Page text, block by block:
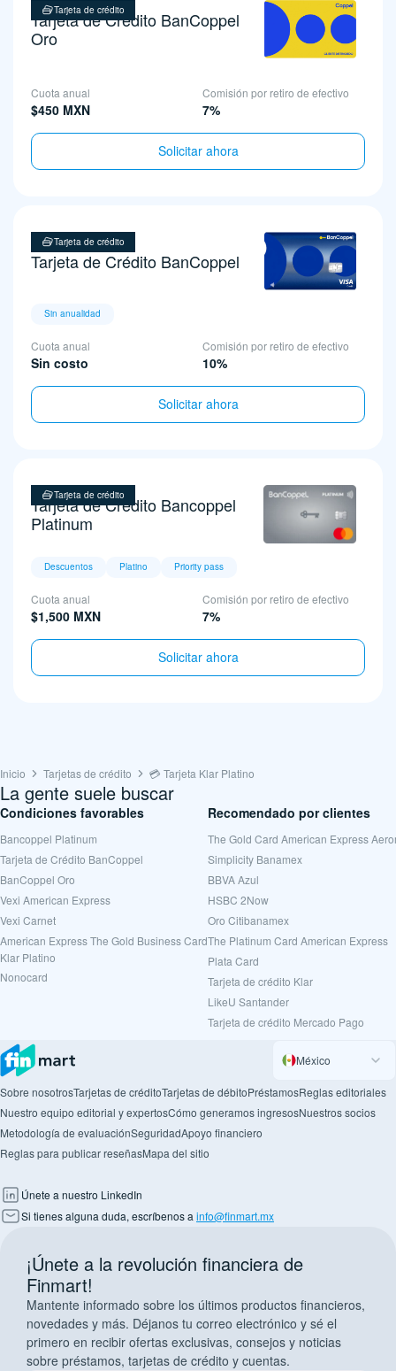
Tarjeta de crédito
Tarjeta de Crédito BanCoppel
Oro
Cuota anual
$450 MXN
Comisión por retiro de efectivo
7%
Solicitar ahora
Tarjeta de crédito
Tarjeta de Crédito BanCoppel
Sin anualidad
Cuota anual
Sin costo
Comisión por retiro de efectivo
10%
Solicitar ahora
Tarjeta de crédito
Tarjeta de Crédito Bancoppel
Platinum
Descuentos Platino Priority pass
Cuota anual
$1,500 MXN
Comisión por retiro de efectivo
7%
Solicitar ahora
Inicio Tarjetas de crédito 💳 Tarjeta Klar Platino
La gente suele buscar
Condiciones favorables
Bancoppel Platinum
Tarjeta de Crédito BanCoppel
BanCoppel Oro
Vexi American Express
Vexi Carnet
American Express The Gold Business Card
Klar Platino
Nonocard
Recomendado por clientes
The Gold Card American Express
Simplicity Banamex
BBVA Azul
HSBC 2Now
Oro Citibanamex
The Platinum Card American Express
Plata Card
Tarjeta de crédito Klar
LikeU Santander
Tarjeta de crédito Mercado Pago
México
Sobre nosotrosTarjetas de créditoTarjetas de débitoPréstamosReglas editoriales
Nuestro equipo editorial y expertosCómo generamos ingresosNuestros socios
Metodología de evaluaciónSeguridadApoyo financiero
Reglas para publicar reseñasMapa del sitio
Únete a nuestro LinkedIn
Si tienes alguna duda, escríbenos a info@finmart.mx
¡Únete a la revolución financiera de
Finmart!
Mantente informado sobre los últimos productos financieros,
novedades y más. Déjanos tu correo electrónico y sé el
primero en recibir ofertas exclusivas, consejos y noticias
sobre préstamos, tarjetas de crédito y cuentas.